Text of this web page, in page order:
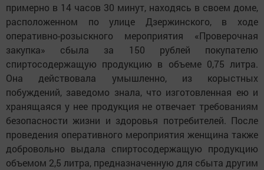
примерно в 14 часов 30 минут, находясь в своем доме,
расположенном по улице Дзержинского, в ходе
оперативно-розыскного мероприятия «Проверочная
закупка» сбыла за 150 рублей покупателю
спиртосодержащую продукцию в объеме 0,75 литра.
Она действовала умышленно, из корыстных
побуждений, заведомо знала, что изготовленная ею и
хранящаяся у нее продукция не отвечает требованиям
безопасности жизни и здоровья потребителей. После
проведения оперативного мероприятия женщина также
добровольно выдала спиртосодержащую продукцию
объемом 2,5 литра, предназначенную для сбыта другим